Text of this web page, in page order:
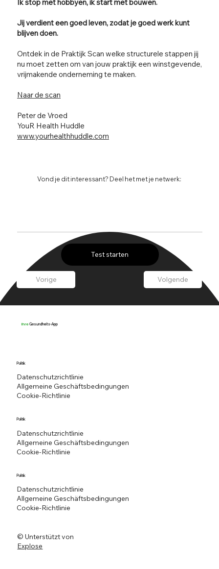
Ik stop met hobbyen, ik start met bouwen.
Jij verdient een goed leven, zodat je goed werk kunt
blijven doen.
Ontdek in de Praktijk Scan welke structurele stappen jij
nu moet zetten om van jouw praktijk een winstgevende,
vrijmakende onderneming te maken.
Naar de scan
Peter de Vroed
YouR Health Huddle
www.yourhealthhuddle.com
Vond je dit interessant? Deel het met je netwerk:
Test starten
Vorige Volgende
Ihre Gesundheits-App
Politik
Datenschutzrichtlinie
Allgemeine Geschäftsbedingungen
Cookie-Richtlinie
Politik
Datenschutzrichtlinie
Allgemeine Geschäftsbedingungen
Cookie-Richtlinie
Politik
Datenschutzrichtlinie
Allgemeine Geschäftsbedingungen
Cookie-Richtlinie
© Unterstützt von
Explose